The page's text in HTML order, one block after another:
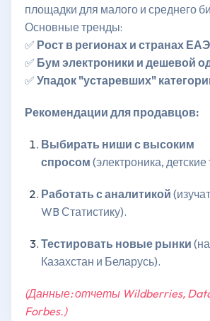
площадки для малого и среднего
Основные тренды:
✅ Рост в регионах и странах
✅ Бум электроники и дешевой
✅Упадок "устаревших"
Рекомендации для продавцов:
Выбирать ниши с высоким
спросом (электроника,
Работать с аналитикой
WB Статистику).
Тестировать новые рынки
Казахстан и Беларусь).
(Данные: отчеты Wildberries,
Forbes.)